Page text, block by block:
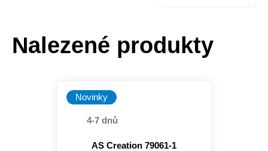
Nalezené produkty
Novinky
4-7 dnů
AS Creation 79061-1